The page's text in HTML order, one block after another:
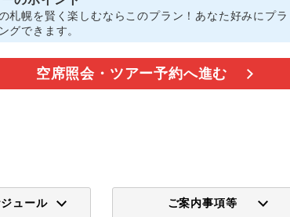
札幌を賢く楽しむならこのプラン！あなた好みにプラ
グできます。
空席照会・ツアー予約へ進む
ュール ご案内事項等